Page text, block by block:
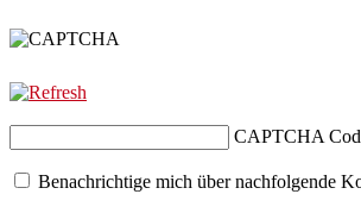
CAPTCHA
Benachrichtige mich über nachfolgende